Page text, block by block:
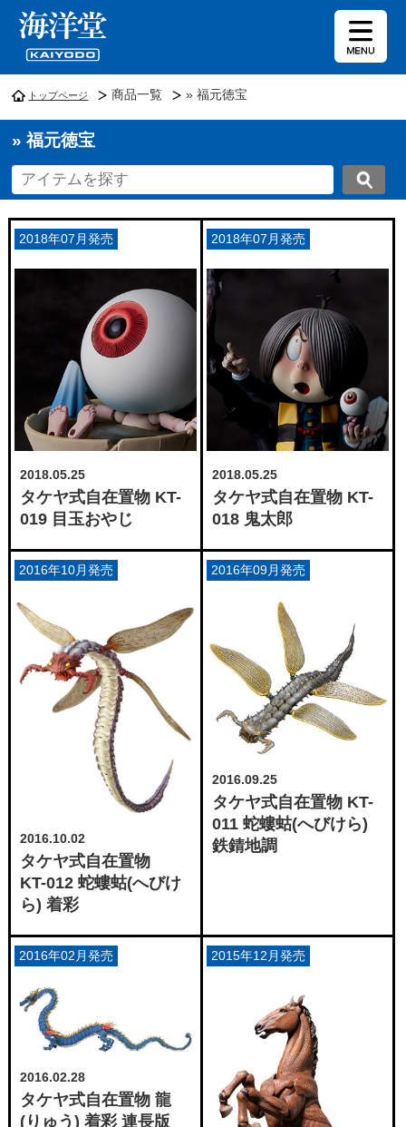
トップページ 商品一覧 » 福元徳宝
» 福元徳宝
2018.05.25
タケヤ式自在置物 KT-
019 目玉おやじ
2018年07月発売
2018.05.25
タケヤ式自在置物 KT-
018 鬼太郎
2018年07月発売
2016.10.02
タケヤ式自在置物
KT-012 蛇螻蛄(へびけ
ら) 着彩
2016年10月発売
2016.09.25
タケヤ式自在置物 KT-
011 蛇螻蛄(へびけら)
鉄錆地調
2016年09月発売
2016.02.28
タケヤ式自在置物 龍
(りゅう) 着彩 連長版
2016年02月発売 2015年12月発売